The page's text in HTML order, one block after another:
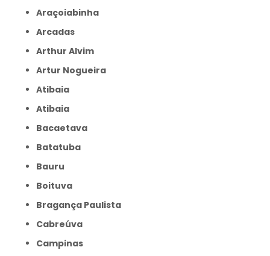
Araçoiabinha
Arcadas
Arthur Alvim
Artur Nogueira
Atibaia
Atibaia
Bacaetava
Batatuba
Bauru
Boituva
Bragança Paulista
Cabreúva
Campinas